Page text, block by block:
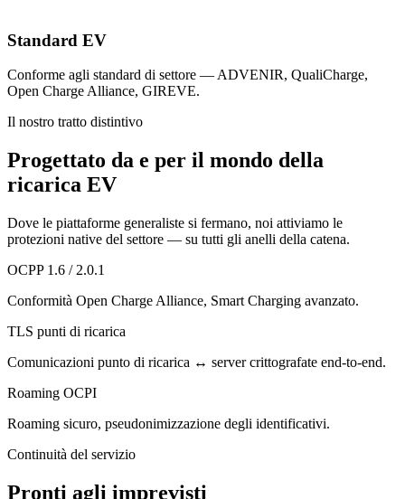
Standard EV
Conforme agli standard di settore — ADVENIR, QualiCharge,
Open Charge Alliance, GIREVE.
Il nostro tratto distintivo
Progettato da e per il mondo della
ricarica EV
Dove le piattaforme generaliste si fermano, noi attiviamo le
protezioni native del settore — su tutti gli anelli della catena.
OCPP 1.6 / 2.0.1
Conformità Open Charge Alliance, Smart Charging avanzato.
TLS punti di ricarica
Comunicazioni punto di ricarica ↔ server crittografate end-to-end.
Roaming OCPI
Roaming sicuro, pseudonimizzazione degli identificativi.
Continuità del servizio
Pronti agli imprevisti